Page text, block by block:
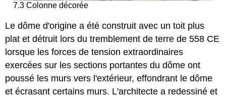
7.3 Colonne décorée
Le dôme d'origine a été construit avec un toit plus
plat et détruit lors du tremblement de terre de 558 CE
lorsque les forces de tension extraordinaires
exercées sur les sections portantes du dôme ont
poussé les murs vers l'extérieur, effondrant le dôme
et écrasant certains murs. L'architecte a redessiné et